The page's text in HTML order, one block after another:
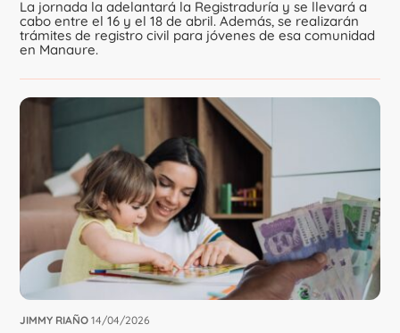
La jornada la adelantará la Registraduría y se llevará a
cabo entre el 16 y el 18 de abril. Además, se realizarán
trámites de registro civil para jóvenes de esa comunidad
en Manaure.
JIMMY RIAÑO 14/04/2026